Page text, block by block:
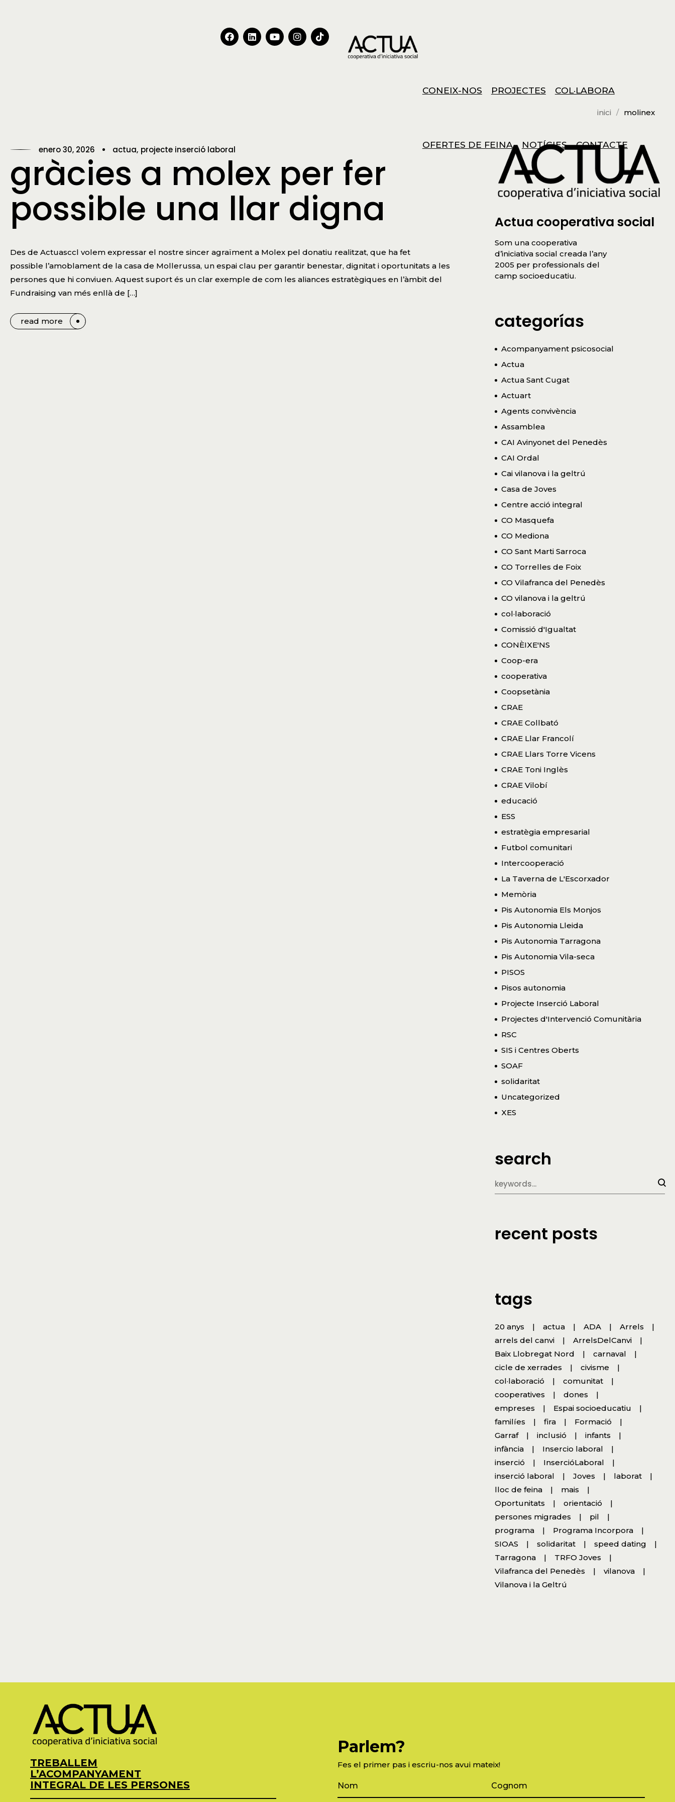
CONEIX-NOS PROJECTES COL·LABORA
OFERTES DE FEINA NOTÍCIES CONTACTE
inici molinex
enero 30, 2026 actua projecte inserció laboral
gràcies a molex per fer
possible una llar digna
Des de Actuasccl volem expressar el nostre sincer agraïment a Molex pel donatiu realitzat, que ha fet
possible l’amoblament de la casa de Mollerussa, un espai clau per garantir benestar, dignitat i oportunitats a les
persones que hi conviuen. Aquest suport és un clar exemple de com les aliances estratègiques en l’àmbit del
Fundraising van més enllà de […]
read more
Actua cooperativa social
Som una cooperativa
d’iniciativa social creada l’any
2005 per professionals del
camp socioeducatiu.
categorías
Acompanyament psicosocial
Actua
Actua Sant Cugat
Actuart
Agents convivència
Assamblea
CAI Avinyonet del Penedès
CAI Ordal
Cai vilanova i la geltrú
Casa de Joves
Centre acció integral
CO Masquefa
CO Mediona
CO Sant Marti Sarroca
CO Torrelles de Foix
CO Vilafranca del Penedès
CO vilanova i la geltrú
col·laboració
Comissió d'Igualtat
CONÈIXE'NS
Coop-era
cooperativa
Coopsetània
CRAE
CRAE Collbató
CRAE Llar Francolí
CRAE Llars Torre Vicens
CRAE Toni Inglès
CRAE Vilobí
educació
ESS
estratègia empresarial
Futbol comunitari
Intercooperació
La Taverna de L'Escorxador
Memòria
Pis Autonomia Els Monjos
Pis Autonomia Lleida
Pis Autonomia Tarragona
Pis Autonomia Vila-seca
PISOS
Pisos autonomia
Projecte Inserció Laboral
Projectes d'Intervenció Comunitària
RSC
SIS i Centres Oberts
SOAF
solidaritat
Uncategorized
XES
search
recent posts
tags
20 anys actua ADA
Arrels
arrels del canvi
ArrelsDelCanvi
Baix Llobregat Nord
carnaval
cicle de xerrades
civisme
col·laboració
comunitat
cooperatives
dones
empreses
Espai socioeducatiu
familíes
fira
Formació
Garraf
inclusió
infants
infància
Insercio laboral
inserció
InsercióLaboral
inserció laboral
Joves
laborat
lloc de feina
mais
Oportunitats
orientació
persones migrades
pil
programa
Programa Incorpora
SIOAS
solidaritat
speed dating
Tarragona
TRFO Joves
Vilafranca del Penedès
vilanova
Vilanova i la Geltrú
TREBALLEM
L’ACOMPANYAMENT
INTEGRAL DE LES PERSONES
Parlem?
Fes el primer pas i escriu-nos avui mateix!